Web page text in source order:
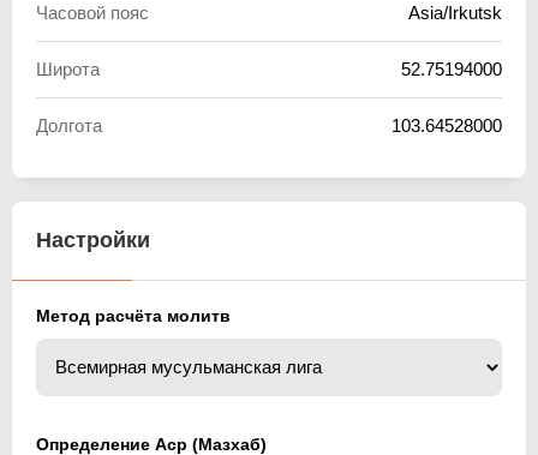
Часовой пояс Asia/Irkutsk
Широта 52.75194000
Долгота 103.64528000
Настройки
Метод расчёта молитв
Определение Аср (Мазхаб)